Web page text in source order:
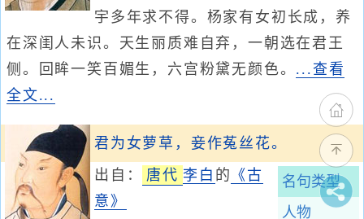
宇多年求不得。杨家有女初长成，养
在深闺人未识。天生丽质难自弃，一朝选在君王
侧。回眸一笑百媚生，六宫粉黛无颜色。 ...查看
全文...
君为女萝草，妾作菟丝花。
名句类型
人物
出自： 唐代 李白 的 《古
意》